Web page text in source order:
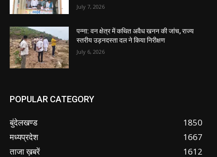
July 7, 2026
पन्ना: वन क्षेत्र में कथित अवैध खनन की जांच, राज्य
स्तरीय उड़नदस्ता दल ने किया निरीक्षण
July 6, 2026
POPULAR CATEGORY
बुंदेलखण्ड
1850
मध्यप्रदेश
1667
ताजा ख़बरें
1612